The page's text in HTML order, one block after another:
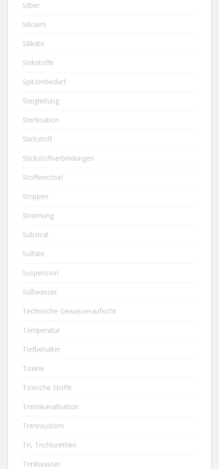
Silber
Silicium
Silikate
Sinkstoffe
Spitzenbedarf
Steigleitung
Sterilisation
Stickstoff
Stickstoffverbindungen
Stoffwechsel
Strippen
Strömung
Substrat
Sulfate
Suspension
Süßwasser
Technische Gewässeraufsicht
Temperatur
Tiefbehälter
Toxine
Toxische Stoffe
Trennkanalisation
Trennsystem
Tri, Trichlorethen
Trinkwasser